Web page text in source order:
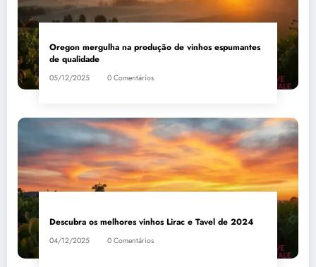
Oregon mergulha na produção de vinhos espumantes
de qualidade
05/12/2025 0 Comentários
Descubra os melhores vinhos Lirac e Tavel de 2024
04/12/2025 0 Comentários